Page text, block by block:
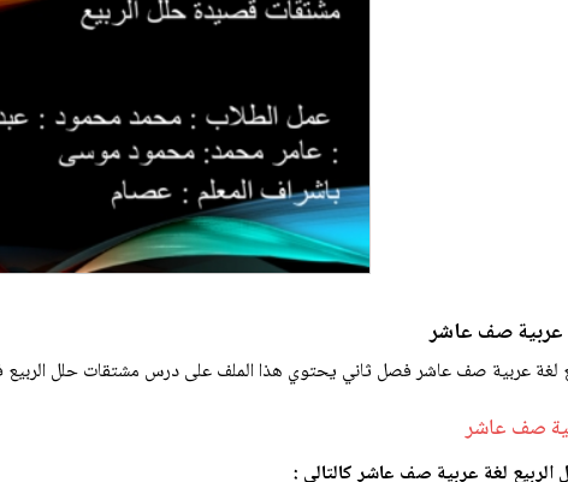
عربية صف عاشر
عربية صف عاشر فصل ثاني يحتوي هذا الملف على درس مشتقات حلل الربيع في
صف عاشر
لغة عربية صف عاشر كالتالي :